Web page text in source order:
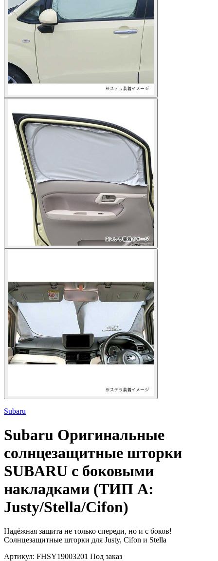
Subaru
Subaru Оригинальные
солнцезащитные шторки
SUBARU с боковыми
накладками (ТИП A:
Justy/Stella/Cifon)
Надёжная защита не только спереди, но и с боков!
Солнцезащитные шторки для Justy, Cifon и Stella
Артикул: FHSY19003201 Под заказ